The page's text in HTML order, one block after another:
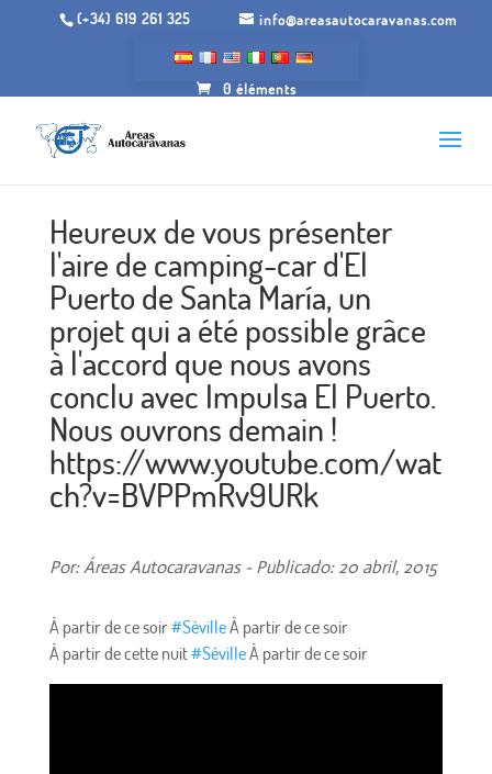
(+34) 619 261 325 info@areasautocaravanas.com
0 éléments
Heureux de vous présenter
l'aire de camping-car d'El
Puerto de Santa María, un
projet qui a été possible grâce
à l'accord que nous avons
conclu avec Impulsa El Puerto.
Nous ouvrons demain !
https://www.youtube.com/wat
ch?v=BVPPmRv9URk
Por: Áreas Autocaravanas - Publicado: 20 abril, 2015
À partir de ce soir#SévilleÀ partir de ce soir
À partir de cette nuit#SévilleÀ partir de ce soir